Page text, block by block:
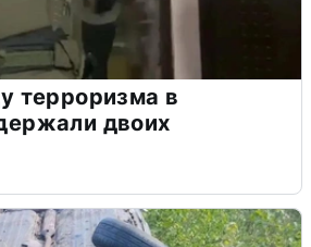
терроризма в
двоих